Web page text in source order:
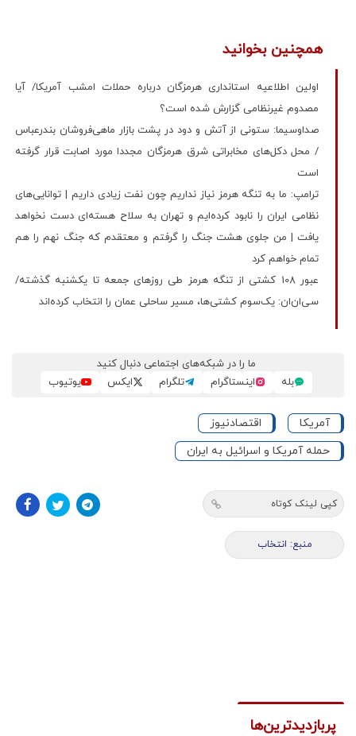
همچنین بخوانید
اولین اطلاعیه استانداری هرمزگان درباره حملات امشب آمریکا/ آیا
مصدوم غیرنظامی گزارش شده است؟
صداوسیما: ستونی از آتش و دود در پشت بازار ماهی‌فروشان بندرعباس
/ محل دکل‌های مخابراتی شرق هرمزگان مجددا مورد اصابت قرار گرفته
است
ترامپ: ما به تنگه هرمز نیاز نداریم چون نفت زیادی داریم | توانایی‌های
نظامی ایران را نابود کرده‌ایم و تهران به سلاح هسته‌ای دست نخواهد
یافت | من جلوی هشت جنگ را گرفتم و معتقدم که جنگ نهم را هم
تمام خواهم کرد
عبور 108 کشتی از تنگه هرمز طی روزهای جمعه تا یکشنبه گذشته/
سی‌ان‌ان: یک‌سوم کشتی‌ها، مسیر ساحلی عمان را انتخاب کرده‌اند
ما را در شبکه‌های اجتماعی دنبال کنید
بله
اینستاگرام تلگرام ایکس یوتیوب
آمریکا
اقتصادنیوز
حمله آمریکا و اسرائیل به ایران
کپی لینک کوتاه
منبع: انتخاب
پربازدیدترین‌ها